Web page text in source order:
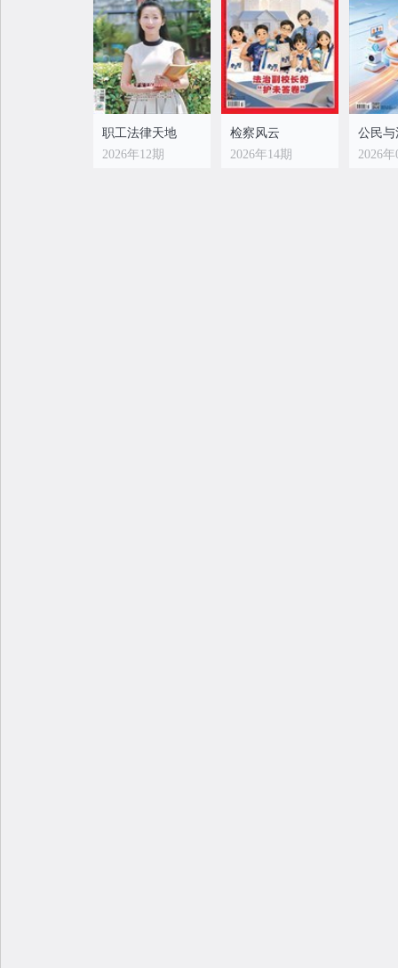
行政与法
2025年04期
行政与法
2025年03期
行政与
2025年
职工法律天地
2026年12期
检察风云
2026年14期
公民与
2026年